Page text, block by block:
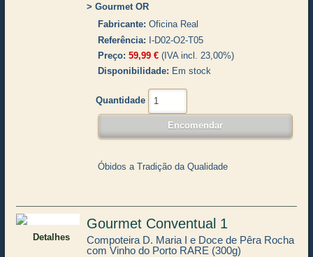
Gourmet OR
Fabricante Oficina Real
Referência
I-D02-O2-T05
Preço 59,99 €(IVA incl. 23,00%)
Disponibilidade
Em stock
Quantidade
Óbidos a Tradição da Qualidade
Detalhes
Gourmet Conventual 1
Compoteira D. Maria I e Doce de Pêra Rocha
com Vinho do Porto RARE (300g)